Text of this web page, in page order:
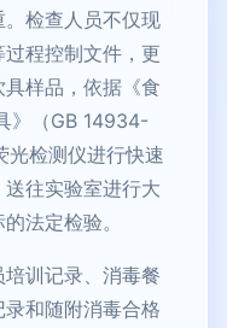
检查人员不仅现
程控制文件，更
样品，依据《食
》（GB 14934-
光检测仪进行快速
往实验室进行大
法定检验。
训记录、消毒餐
和随附消毒合格